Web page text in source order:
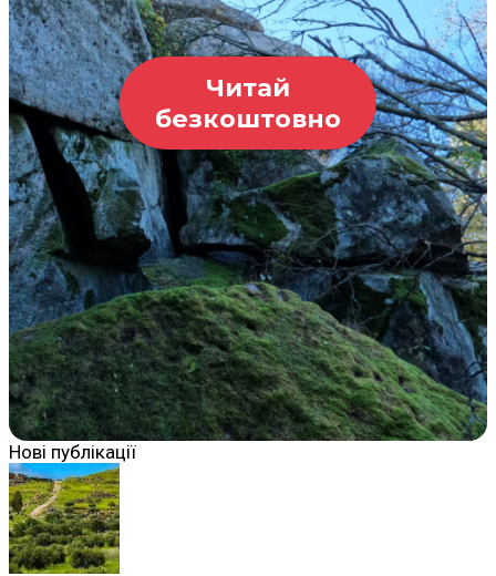
Читай
безкоштовно
Нові публікації